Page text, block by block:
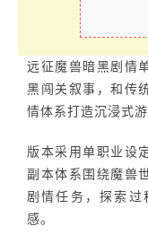
远征魔兽暗黑剧情
黑闯关叙事，和传
情体系打造沉浸式游
版本采用单职业设
副本体系围绕魔兽
剧情任务，探索过
感。